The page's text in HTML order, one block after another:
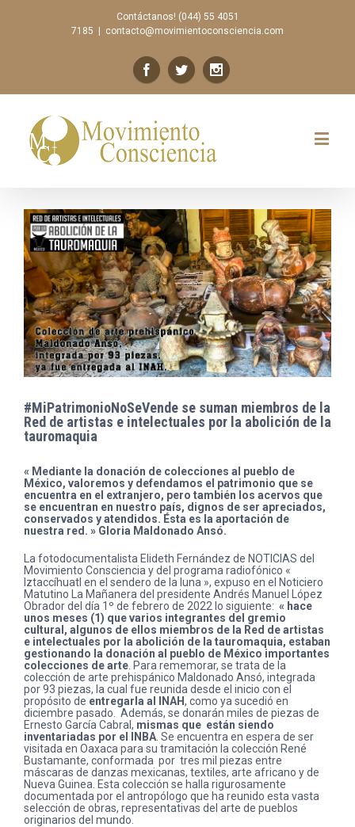
Contáctanos! (044) 55 4051
7185
contacto@movimientoconsciencia.com
Next
#MiPatrimonioNoSeVende se suman miembros de la
Red de artistas e intelectuales por la abolición de la
tauromaquia
« Mediante la donación de colecciones al pueblo de
México, valoremos y defendamos el patrimonio que se
encuentra en el extranjero, pero también los acervos que
se encuentran en nuestro país, dignos de ser apreciados,
conservados y atendidos. Ésta es la aportación de
nuestra red. » Gloria Maldonado Ansó.
La fotodocumentalista Elideth Fernández de NOTICIAS del
Movimiento Consciencia y del programa radiofónico «
Iztaccíhuatl en el sendero de la luna », expuso en el Noticiero
Matutino La Mañanera del presidente Andrés Manuel López
Obrador del día 1º de febrero de 2022 lo siguiente: « hace
unos meses (1) que varios integrantes del gremio
cultural, algunos de ellos miembros de la Red de artistas
e intelectuales por la abolición de la tauromaquia, estaban
gestionando la donación al pueblo de México importantes
colecciones de arte . Para rememorar, se trata de la
colección de arte prehispánico Maldonado Ansó, integrada
por 93 piezas, la cual fue reunida desde el inicio con el
propósito de entregarla al INAH, como ya sucedió en
diciembre pasado. Además, se donarán miles de piezas de
Ernesto García Cabral, mismas que están siendo
inventariadas por el INBA . Se encuentra en espera de ser
visitada en Oaxaca para su tramitación la colección René
Bustamante, conformada por tres mil piezas entre
máscaras de danzas mexicanas, textiles, arte africano y de
Nueva Guinea. Esta colección se halla rigurosamente
documentada por el antropólogo que ha reunido esta vasta
selección de obras, representativas del arte de pueblos
originarios del mundo.